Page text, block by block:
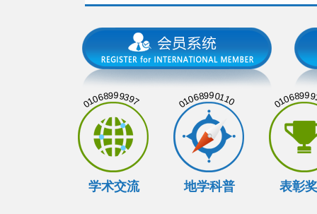
01068999397
学术交流
01068990110
地学科普 表彰